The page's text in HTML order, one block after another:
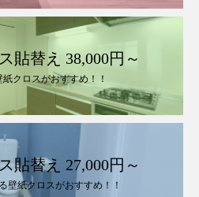
貼替え 38,000円～
クロスがおすすめ！！
貼替え 27,000円～
壁紙クロスがおすすめ！！